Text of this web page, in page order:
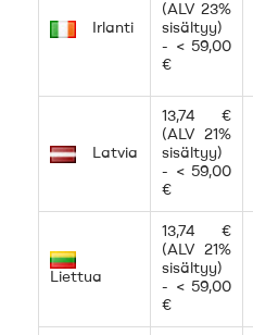
Irlanti
(ALV 23%
sisältyy)
- < 59,00
€
Latvia
13,74 €
(ALV 21%
sisältyy)
- < 59,00
€
Liettua
13,74 €
(ALV 21%
sisältyy)
- < 59,00
€